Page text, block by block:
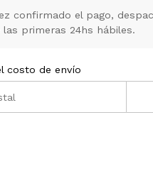
confirmado el pago,
primeras 24hs hábiles.
costo de envío